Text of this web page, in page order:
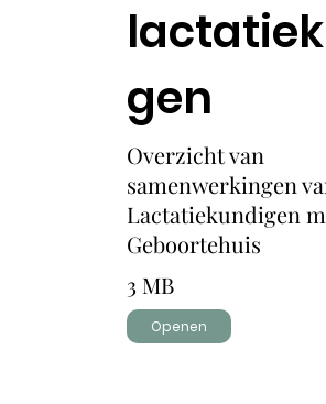
gen
Overzicht van
samenwerkingen
Lactatiekundigen
Geboortehuis
3 MB
Openen